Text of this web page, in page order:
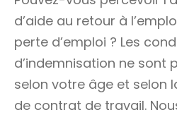
d’aide au retour à
perte d’emploi ? Les
d’indemnisation ne sont
selon votre âge et selon
de contrat de travail.